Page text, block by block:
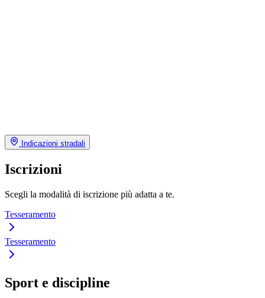
Indicazioni stradali
Iscrizioni
Scegli la modalità di iscrizione più adatta a te.
Tesseramento
Tesseramento
Sport e discipline